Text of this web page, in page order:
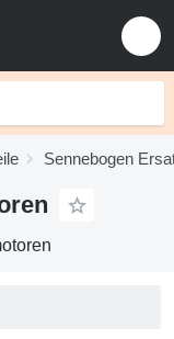
Sennebogen